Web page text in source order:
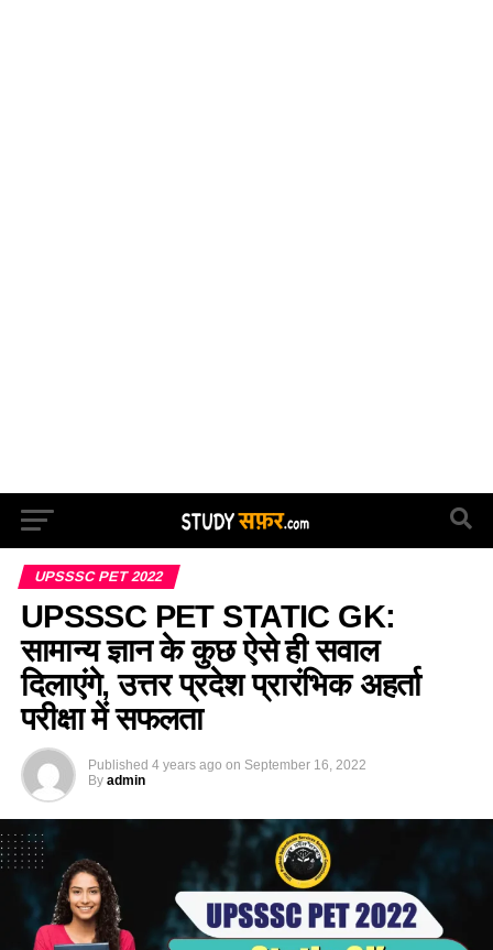
UPSSSC PET 2022
UPSSSC PET STATIC GK:
सामान्य ज्ञान के कुछ ऐसे ही सवाल
दिलाएंगे, उत्तर प्रदेश प्रारंभिक अहर्ता
परीक्षा में सफलता
Published 4 years ago on September 16, 2022
By admin